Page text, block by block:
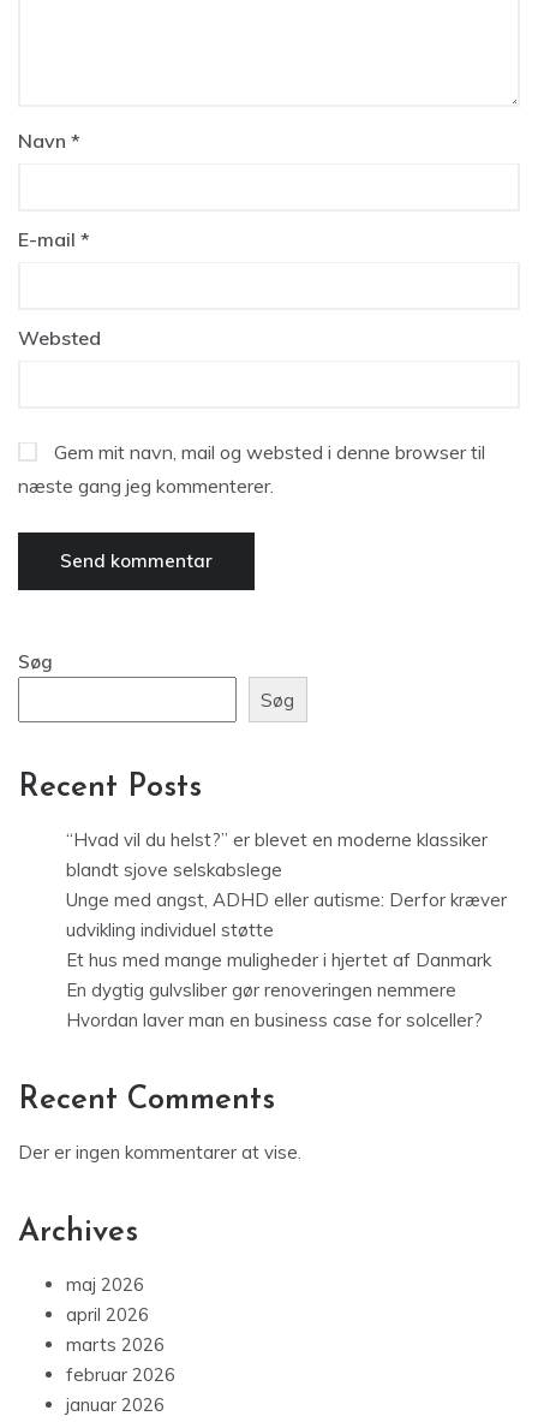
Navn *
E-mail *
Websted
Gem mit navn, mail og websted i denne browser til
næste gang jeg kommenterer.
Søg
Søg
Recent Posts
“Hvad vil du helst?” er blevet en moderne klassiker
blandt sjove selskabslege
Unge med angst, ADHD eller autisme: Derfor kræver
udvikling individuel støtte
Et hus med mange muligheder i hjertet af Danmark
En dygtig gulvsliber gør renoveringen nemmere
Hvordan laver man en business case for solceller?
Recent Comments
Der er ingen kommentarer at vise.
Archives
maj 2026
april 2026
marts 2026
februar 2026
januar 2026